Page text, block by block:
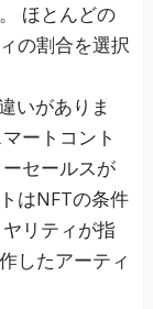
ほとんどの
の割合を選択
いがありま
ートコント
セールスが
はNFTの条件
リティが指
したアーティ